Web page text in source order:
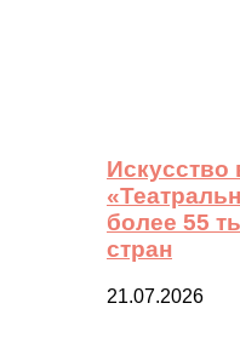
Искусство
более 55
стран
21.07.2026